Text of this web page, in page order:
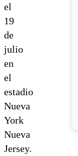
el
19
de
julio
en
el
estadio
Nueva
York
Nueva
Jersey.